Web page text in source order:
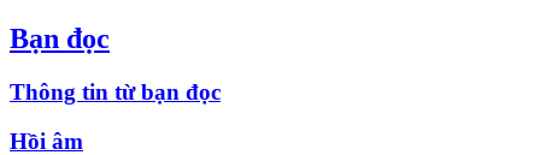
Bạn đọc
Thông tin từ bạn đọc
Hồi âm